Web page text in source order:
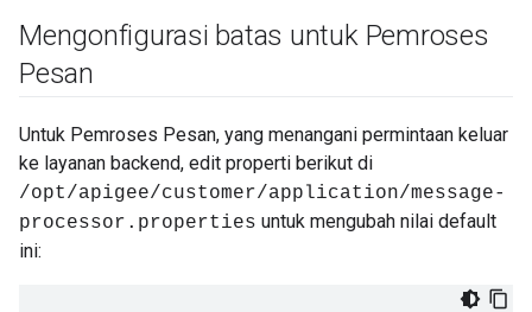
Mengonfigurasi batas untuk Pemroses
Pesan
Untuk Pemroses Pesan, yang menangani permintaan keluar
ke layanan backend, edit properti berikut di
/opt/apigee/customer/application/message-
processor.properties untuk mengubah nilai default
ini: